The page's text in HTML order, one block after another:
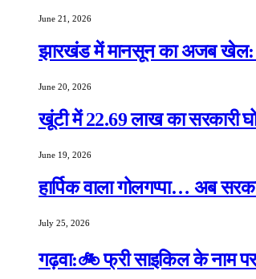
June 21, 2026
झारखंड में मानसून का अजब खेल:
June 20, 2026
खूंटी में 22.69 लाख का सरकारी
June 19, 2026
हार्पिक वाला गोलगप्पा… अब
July 25, 2026
गढ़वा:🚲 फ्री साइकिल के नाम